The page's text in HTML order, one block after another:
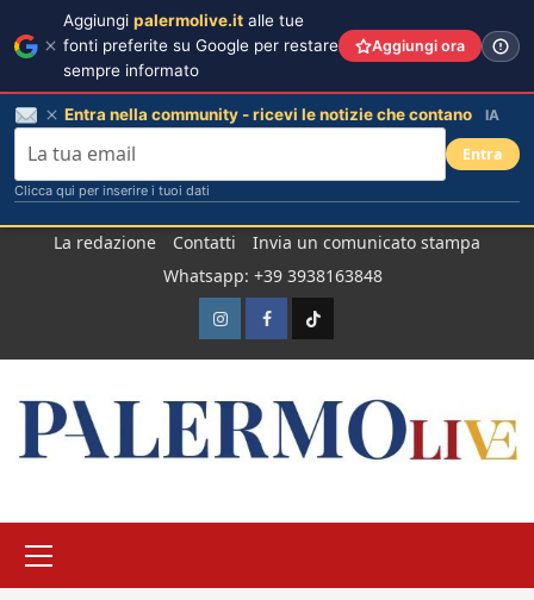
La redazione Contatti
Invia un comunicato stampa
Whatsapp: +39 3938163848
InstagramFacebook
TikTok
principale
Aggiungi palermolive.it alle tue
fonti preferite su Google per restare
sempre informato
Aggiungi ora
Entra nella community - ricevi le notizie che contano IA
Entra
Clicca qui per inserire i tuoi dati